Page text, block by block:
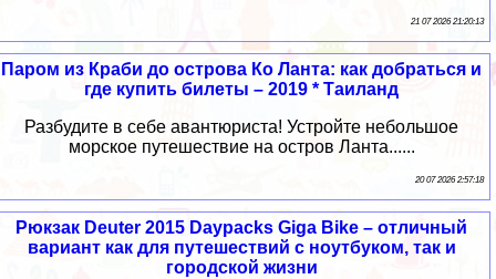
21 07 2026 21:20:13
Паром из Краби до острова Ко Ланта: как добраться и
где купить билеты – 2019 * Таиланд
Разбудите в себе авантюриста! Устройте небольшое
морское путешествие на остров Ланта......
20 07 2026 2:57:18
Рюкзак Deuter 2015 Daypacks Giga Bike – отличный
вариант как для путешествий с ноутбуком, так и
городской жизни